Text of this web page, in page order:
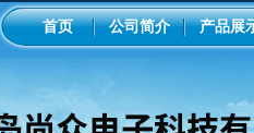
首页 公司简介 产品展